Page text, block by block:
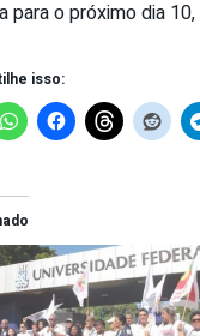
para o próximo dia
isso: